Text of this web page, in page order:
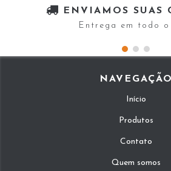
ENVIAMOS SUAS
Entrega em todo o
NAVEGAÇÃO
Início
Produtos
Contato
Quem somos